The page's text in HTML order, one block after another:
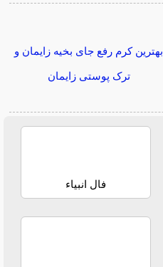
بهترین کرم رفع جای بخیه زایمان و
ترک پوستی زایمان
فال انبیاء